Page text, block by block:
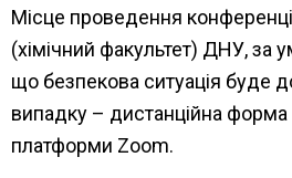
Місце проведення
(хімічний факультет) ДНУ, за
що безпекова ситуація буде
випадку – дистанційна форма
платформи Zoom.